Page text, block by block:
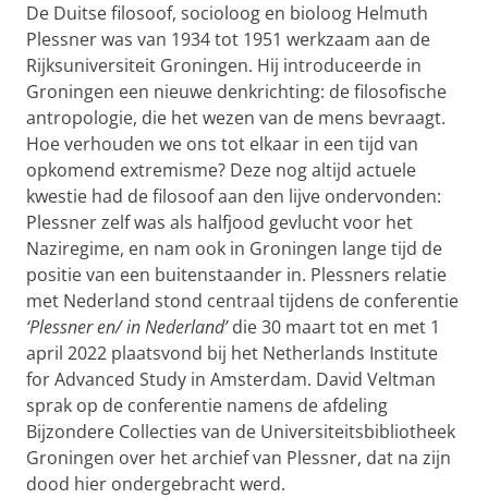
De Duitse filosoof, socioloog en bioloog Helmuth
Plessner was van 1934 tot 1951 werkzaam aan de
Rijksuniversiteit Groningen. Hij introduceerde in
Groningen een nieuwe denkrichting: de filosofische
antropologie, die het wezen van de mens bevraagt.
Hoe verhouden we ons tot elkaar in een tijd van
opkomend extremisme? Deze nog altijd actuele
kwestie had de filosoof aan den lijve ondervonden:
Plessner zelf was als halfjood gevlucht voor het
Naziregime, en nam ook in Groningen lange tijd de
positie van een buitenstaander in. Plessners relatie
met Nederland stond centraal tijdens de conferentie
‘Plessner en/ in Nederland’die 30 maart tot en met 1
april 2022 plaatsvond bij het Netherlands Institute
for Advanced Study in Amsterdam. David Veltman
sprak op de conferentie namens de afdeling
Bijzondere Collecties van de Universiteitsbibliotheek
Groningen over het archief van Plessner, dat na zijn
dood hier ondergebracht werd.